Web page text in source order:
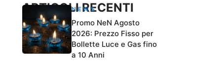
ARTICOLI RECENTI
NEWS
Promo NeN Agosto
2026: Prezzo Fisso per
Bollette Luce e Gas fino
a 10 Anni